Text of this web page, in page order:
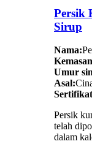
Persik
Sirup
Nama:
Umur
Asal:
Persik
telah
dalam